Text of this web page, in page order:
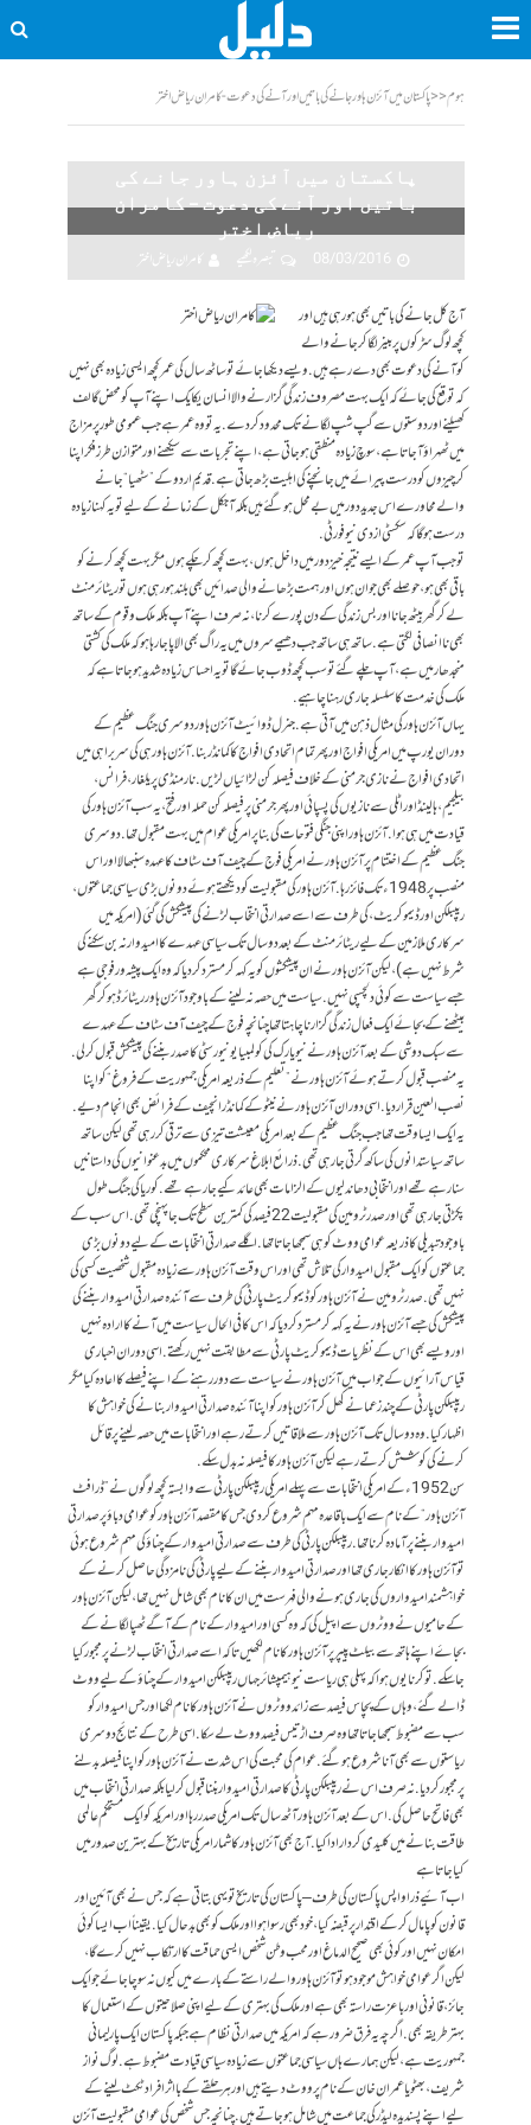
ہوم<<پاکستان میں آئزن ہاور جانے کی باتیں اور آنے کی دعوت - کامران ریاض اختر
پاکستان میں آئزن ہاور جانے کی
باتیں اور آنے کی دعوت – کامران
ریاض اختر
08/03/2016
تبصرہ لکھیے کامران ریاض اختر
آج کل جانے کی باتیں بھی ہو رہی ہیں اور
کچھ لوگ سڑکوں پر بینر لگا کر جانے والے
کو آنے کی دعوت بھی دے رہے ہیں. ویسے دیکھا جائے تو ساٹھ سال کی عمر کچھ ایسی زیادہ بھی نہیں
کہ توقع کی جائے کہ ایک بہت مصروف زندگی گزارنے والا انسان یکایک اپنے آپ کو محض گالف
کھیلنے اور دوستوں سے گپ شپ لگانے تک محدود کر دے. یہ تو وہ عمر ہے جب عمومی طور پر مزاج
میں ٹھہراؤ آ جاتا ہے، سوچ زیادہ منطقی ہوجاتی ہے، اپنے تجربات سے سیکھنے اور متوازن طرز فکر اپنا
کر چیزوں کو درست پیرائے میں جانچنے کی اہلیت بڑھ جاتی ہے. قدیم اردو کے ”سٹھیا“ جانے
والے محاورے اس جدید دور میں بے محل ہو گئے ہیں بلکہ آجکل کے زمانے کے لیے تو یہ کہنا زیادہ
درست ہوگا کہ سکسٹی از دی نیو فورٹی.
تو جب آپ عمر کے ایسے نتیجہ خیز دور میں داخل ہوں، بہت کچھ کر چکے ہوں مگر بہت کچھ کرنے کو
باقی بھی ہو، حوصلے بھی جوان ہوں اور ہمت بڑھانے والی صدائیں بھی بلند ہو رہی ہوں تو ریٹائرمنٹ
لے کر گھر بیٹھ جانا اور بس زندگی کے دن پورے کرنا، نہ صرف اپنے آپ بلکہ ملک و قوم کے ساتھ
بھی ناانصافی لگتی ہے. ساتھ ہی ساتھ جب دھیمے سروں میں یہ راگ بھی الاپا جا رہا ہو کہ ملک کی کشتی
منجدھار میں ہے، آپ چلے گئے تو سب کچھ ڈوب جائے گا تو یہ احساس زیادہ شدید ہوجاتا ہے کہ
ملک کی خدمت کا سلسلہ جاری رہنا چاہیے.
یہاں آئزن ہاور کی مثال ذہن میں آتی ہے. جنرل ڈوائیٹ آئزن ہاور دوسری جنگ عظیم کے
دوران یورپ میں امریکی افواج اور پھر تمام اتحادی افواج کا کمانڈر بنا. آئزن ہاور ہی کی سربراہی میں
اتحادی افواج نے نازی جرمنی کے خلاف فیصلہ کن لڑائیاں لڑیں. نارمنڈی پر یلغار، فرانس،
بیلجیم، ہالینڈ اور اٹلی سے نازیوں کی پسپائی اور پھر جرمنی پر فیصلہ کن حملہ اور فتح، یہ سب آئزن ہاور کی
قیادت میں ہی ہوا. آئزن ہاور اپنی جنگی فتوحات کی بنا پر امریکی عوام میں بہت مقبول تھا. دوسری
جنگ عظیم کے اختتام پر آئزن ہاور نے امریکی فوج کے چیف آف سٹاف کا عہدہ سنبھالا اور اس
منصب پر 1948ء تک فائز رہا. آئزن ہاور کی مقبولیت کو دیکھتے ہوئے دونوں بڑی سیاسی جماعتوں،
ریپبلکن اور ڈیموکریٹ، کی طرف سے اسے صدارتی انتخاب لڑنے کی پیشکش کی گئی (امریکہ میں
سرکاری ملازمین کے لیے ریٹائرمنٹ کے بعد دو سال تک سیاسی عہدے کا امیدوار نہ بن سکنے کی
شرط نہیں ہے)، لیکن آئزن ہاور نے ان پیشکشوں کو یہ کہہ کر مسترد کر دیا کہ وہ ایک پیشہ ور فوجی ہے
جسے سیاست سے کوئی دلچسپی نہیں. سیاست میں حصہ نہ لینے کے باوجود آئزن ہاور ریٹائرڈ ہو کر گھر
بیٹھنے کے بجائے ایک فعال زندگی گزارنا چاہتا تھا چنانچہ فوج کے چیف آف سٹاف کے عہدے
سے سبک دوشی کے بعد آئزن ہاور نے نیویارک کی کولمبیا یونیورسٹی کا صدر بننے کی پیشکش قبول کر لی.
یہ منصب قبول کرتے ہوئے آئزن ہاورنے ”تعلیم کے ذریعہ امریکی جمہوریت کے فروغ“ کو اپنا
نصب العین قرار دیا. اسی دوران آئزن ہاور نے نیٹو کے کمانڈرانچیف کے فرائض بھی انجام دیے.
یہ ایک ایسا وقت تھا جب جنگ عظیم کے بعد امریکی معیشت تیزی سے ترقی کر رہی تھی لیکن ساتھ
ساتھ سیاستدانوں کی ساکھ گرتی جا رہی تھی. ذرائع ابلاغ سرکاری محکموں میں بدعنوانیوں کی داستانیں
سنا رہے تھے اور انتخابی دھاندلیوں کے الزامات بھی عائد کیے جا رہے تھے. کوریا کی جنگ طول
پکڑتی جا رہی تھی اور صدر ٹرومین کی مقبولیت 22 فیصد کی کمترین سطح تک جا پہنچی تھی. اس سب کے
باوجود تبدیلی کا ذریعہ عوامی ووٹ کو ہی سمجھا جاتا تھا. اگلے صدارتی انتخابات کے لیے دونوں بڑی
جماعتوں کو ایک مقبول امیدوار کی تلاش تھی اور اس وقت آئزن ہاور سے زیادہ مقبول شخصیت کسی کی
نہیں تھی. صدر ٹرومین نے آئزن ہاور کو ڈیموکریٹ پارٹی کی طرف سے آئندہ صدارتی امیدوار بننے کی
پیشکش کی جسے آئزن ہاور نے یہ کہہ کر مسترد کر دیا کہ اس کا فی الحال سیاست میں آنے کا ارادہ نہیں
اور ویسے بھی اس کے نظریات ڈیموکریٹ پارٹی سے مطابقت نہیں رکھتے. اسی دوران اخباری
قیاس آرائیوں کے جواب میں آئزن ہاور نے سیاست سے دور رہنے کے اپنے فیصلے کا اعادہ کیا مگر
ریپبلکن پارٹی کے چند زعما نے کھل کر آئزن ہاور کو اپنا آئندہ صدارتی امیدوار بنانے کی خواہش کا
اظہار کیا. وہ دو سال تک آئزن ہاور سے ملاقاتیں کرتے رہے اور انتخابات میں حصہ لینے پر قائل
کرنے کی کوشش کرتے رہے لیکن آئزن ہاور کا فیصلہ نہ بدل سکے.
سن 1952ء کے امریکی انتخابات سے پہلے امریکی ریپبلکن پارٹی سے وابستہ کچھ لوگوں نے ”ڈرافٹ
آئزن ہاور“ کے نام سے ایک باقاعدہ مہم شروع کر دی جس کا مقصد آئزن ہاور کو عوامی دباؤ پر صدارتی
امیدوار بننے پر آمادہ کرنا تھا. ریپبلکن پارٹی کی طرف سے صدارتی امیدوار کے چناؤ کی مہم شروع ہوئی
تو آئزن ہاور کا انکار جاری تھا اور صدارتی امیدوار بننے کے لیے پارٹی کی نامزدگی حاصل کرنے کے
خواہشمند امیدواروں کی جاری ہونے والی فہرست میں ان کا نام بھی شامل نہیں تھا، لیکن آئزن ہاور
کے حامیوں نے ووٹروں سے اپیل کی کہ وہ کسی اور امیدوار کے نام کے آگے ٹھپا لگانے کے
بجاۓ اپنے ہاتھ سے بیلٹ پیپر پر آئزن ہاور کا نام لکھیں تاکہ اسے صدارتی انتخاب لڑنے پر مجبور کیا
جا سکے. تو کرنا یوں ہوا کہ پہلی ہی ریاست نیو ہیمپشائر جہاں ریپبلکن امیدوار کے چناؤ کے لیے ووٹ
ڈالے گئے، وہاں کے پچاس فیصد سے زائد ووٹروں نے آئزن ہاور کا نام لکھا اور جس امیدوار کو
سب سے مضبوط سمجھا جاتا تھا وہ صرف اڑتیس فیصد ووٹ لے سکا. اسی طرح کے نتائج دوسری
ریاستوں سے بھی آنا شروع ہوگئے. عوام کی محبت کی اس شدت نے آئزن ہاور کو اپنا فیصلہ بدلنے
پر مجبور کر دیا. نہ صرف اس نے ریپبلکن پارٹی کا صدارتی امیدوار بننا قبول کر لیا بلکہ صدارتی انتخاب میں
بھی فاتح حاصل کی. اس کے بعد آئزن ہاور آٹھ سال تک امریکی صدر رہا اور امریکہ کو ایک مستحکم عالمی
طاقت بنانے میں کلیدی کردار ادا کیا. آج بھی آئزن ہاور کا شمار امریکی تاریخ کے بہترین صدور میں
کیا جاتا ہے
اب آئیے ذرا واپس پاکستان کی طرف – پاکستان کی تاریخ تو یہی بتاتی ہے کہ جس نے بھی آئین اور
قانون کو پامال کر کے اقتدار پر قبضہ کیا، خود بھی رسوا ہوا اور ملک کو بھی بدحال کیا. یقیناً اب ایسا کوئی
امکان نہیں اور کوئی بھی صحیح الدماغ اور محب وطن شخص ایسی حماقت کا ارتکاب نہیں کرے گا،
لیکن اگر عوامی خواہش موجود ہو تو آئزن ہاور والے راستے کے بارے میں کیوں نہ سوچا جائے جو ایک
جائز، قانونی اور باعزت راستہ بھی ہے اور ملک کی بہتری کے لیے اپنی صلاحیتوں کے استعمال کا
بہتر طریقہ بھی. اگرچہ یہ فرق ضرور ہے کہ امریکہ میں صدارتی نظام ہے جبکہ پاکستان ایک پارلیمانی
جمہوریت ہے، لیکن ہمارے ہاں سیاسی جماعتوں سے زیادہ سیاسی قیادت مضبوط ہے. لوگ نواز
شریف، بھٹو یا عمران خان کے نام پر ووٹ دیتے ہیں اور ہر حلقے کے بااثر افراد ٹکٹ لینے کے
لیے اپنے پسندیدہ لیڈر کی جماعت میں شامل ہو جاتے ہیں. چنانچہ جس شخص کی عوامی مقبولیت آئزن